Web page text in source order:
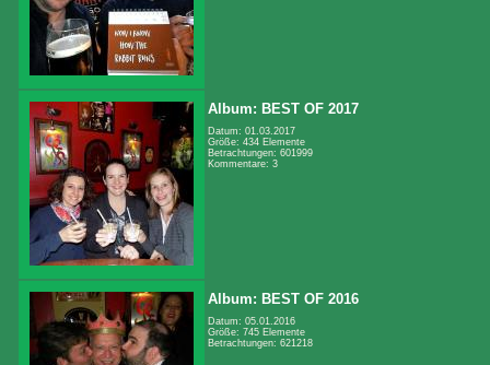
Album: BEST OF 2017
Datum: 01.03.2017
Größe: 434 Elemente
Betrachtungen: 601999
Kommentare: 3
Album: BEST OF 2016
Datum: 05.01.2016
Größe: 745 Elemente
Betrachtungen: 621218